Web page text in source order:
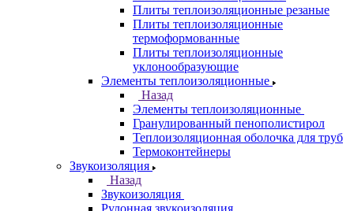
Плиты теплоизоляционные резаные
Плиты теплоизоляционные
термоформованные
Плиты теплоизоляционные
уклонообразующие
Элементы теплоизоляционные
Назад
Элементы теплоизоляционные
Гранулированный пенополистирол
Теплоизоляционная оболочка для труб
Термоконтейнеры
Звукоизоляция
Назад
Звукоизоляция
Рулонная звукоизоляция